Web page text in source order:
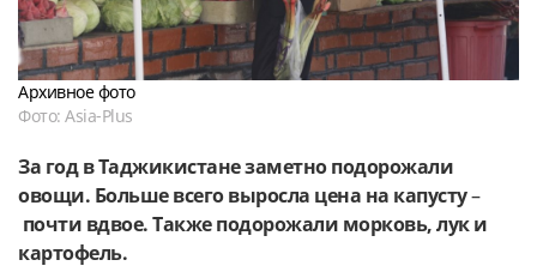
Архивное фото
Фото: Asia-Plus
За год в Таджикистане заметно подорожали
овощи. Больше всего выросла цена на капусту–
почти вдвое. Также подорожали морковь, лук и
картофель.